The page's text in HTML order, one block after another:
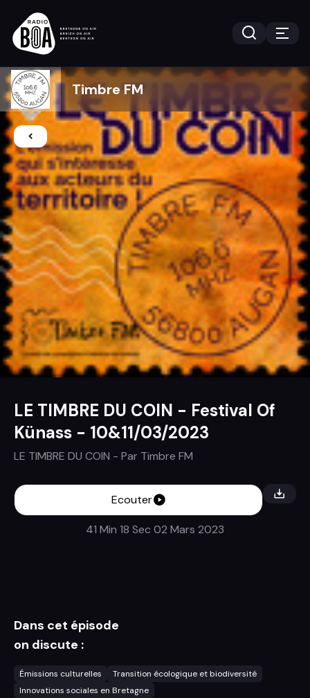
Timbre FM
LE TIMBRE DU COIN - Festival Of
Künass - 10&11/03/2023
LE TIMBRE DU COIN - Par Timbre FM
Ecouter
41 Min 18 Sec 02 Mars 2023
Dans cet épisode
on discute :
Émissions culturelles
Transition écologique et biodiversité
Innovations sociales en Bretagne